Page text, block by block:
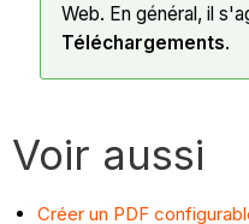
Web. En général, il
Téléchargements.
Voir aussi
Créer un PDF